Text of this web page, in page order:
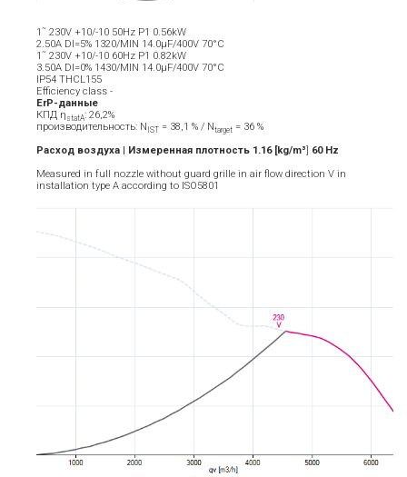
1˜ 230V +10/-10 50Hz P1 0.56kW
2.50A DI=5% 1320/MIN 14.0µF/400V 70°C
1˜ 230V +10/-10 60Hz P1 0.82kW
3.50A DI=0% 1430/MIN 14.0µF/400V 70°C
IP54 THCL155
Efficiency class -
ErP-данные
КПД η statA: 26,2%
производительность: N IST = 38,1 % / Ntarget = 36 %
Расход воздуха | Измеренная плотность 1.16 [kg/m³
60 Hz
Measured in full nozzle without guard grille in air flow direction V in
installation type A according to ISO5801